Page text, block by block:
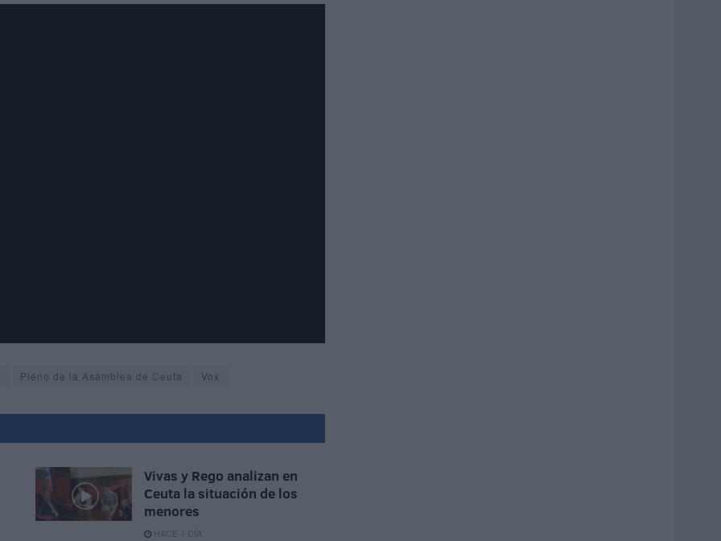
Pleno de la Asamblea de Ceuta Vox
Vivas y Rego analizan en
Ceuta la situación de los
menores
HACE 1 DÍA